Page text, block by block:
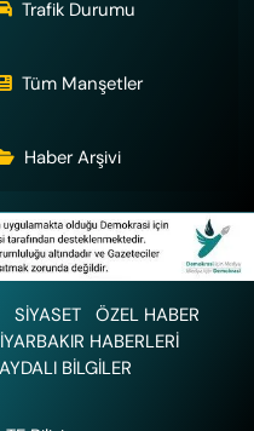
Trafik Durumu
Tüm Manşetler
Haber Arşivi
SİYASET
ÖZEL HABER
HABERLERİ
BİLGİLER